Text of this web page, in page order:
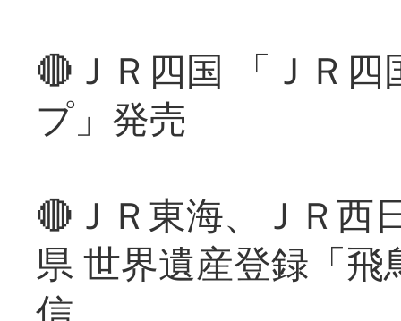
🔴ＪＲ四国 「ＪＲ
プ」発売
🔴ＪＲ東海、ＪＲ西
県 世界遺産登録「